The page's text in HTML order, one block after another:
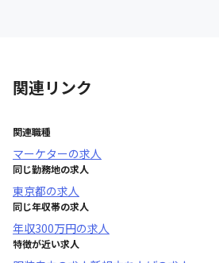
関連リンク
関連職種
マーケターの求人
同じ勤務地の求人
東京都の求人
同じ年収帯の求人
年収300万円の求人
特徴が近い求人